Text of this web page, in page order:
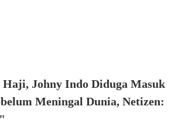
Haji, Johny Indo Diduga Masuk
Meningal Dunia, Netizen: